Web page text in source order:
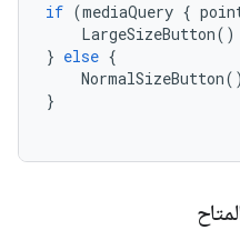
if (mediaQuery {
LargeSizeButton()
} else {
NormalSizeButton()
}